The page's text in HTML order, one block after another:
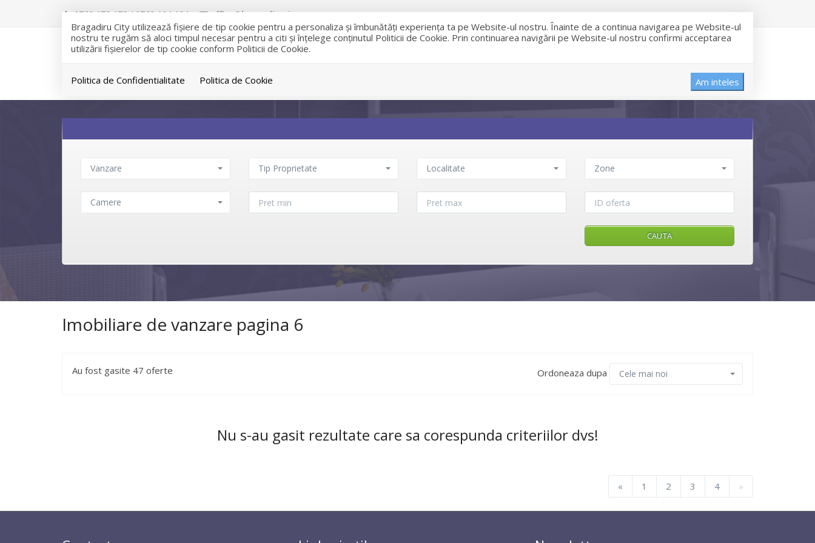
Bragadiru City utilizează fişiere de tip cookie pentru a personaliza și îmbunătăți experiența ta pe Website-ul nostru. Înainte de a continua navigarea pe Website-ul
nostru te rugăm să aloci timpul necesar pentru a citi și înțelege conținutul Politicii de Cookie. Prin continuarea navigării pe Website-ul nostru confirmi acceptarea
utilizării fişierelor de tip cookie conform Politicii de Cookie.
Politica de Confidentialitate Politica de Cookie Am inteles
0769 172 172 / 0769 194 194 office@bragadirucity.ro
CONTACT
Vanzare Tip Proprietate Localitate Zone
Camere
Imobiliare de vanzare pagina 6
Au fost gasite 47 oferte Ordoneaza dupa Cele mai noi
Nu s-au gasit rezultate care sa corespunda criteriilor dvs!
« 1 2 3 4 »